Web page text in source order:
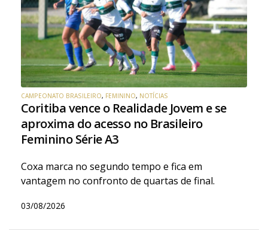
CAMPEONATO BRASILEIRO, FEMININO, NOTÍCIAS
Coritiba vence o Realidade Jovem e se
aproxima do acesso no Brasileiro
Feminino Série A3
Coxa marca no segundo tempo e fica em
vantagem no confronto de quartas de final.
03/08/2026